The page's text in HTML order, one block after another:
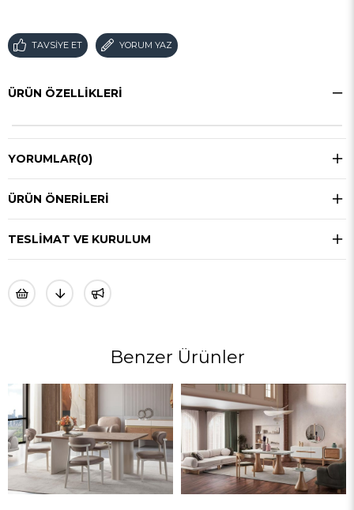
TAVSIYE ET YORUM YAZ
ÜRÜN ÖZELLIKLERI
YORUMLAR(0)
ÜRÜN ÖNERILERI
TESLIMAT VE KURULUM
Benzer Ürünler